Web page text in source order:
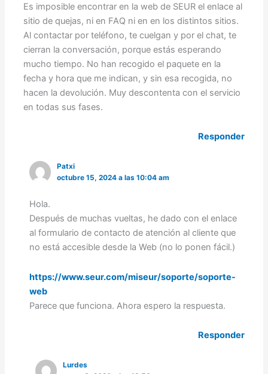
Es imposible encontrar en la web de SEUR el enlace al
sitio de quejas, ni en FAQ ni en en los distintos sitios.
Al contactar por teléfono, te cuelgan y por el chat, te
cierran la conversación, porque estás esperando
mucho tiempo. No han recogido el paquete en la
fecha y hora que me indican, y sin esa recogida, no
hacen la devolución. Muy descontenta con el servicio
en todas sus fases.
Responder
Patxi
octubre 15, 2024 a las 10:04 am
Hola.
Después de muchas vueltas, he dado con el enlace
al formulario de contacto de atención al cliente que
no está accesible desde la Web (no lo ponen fácil.)
https://www.seur.com/miseur/soporte/soporte-
web
Parece que funciona. Ahora espero la respuesta.
Responder
Lurdes